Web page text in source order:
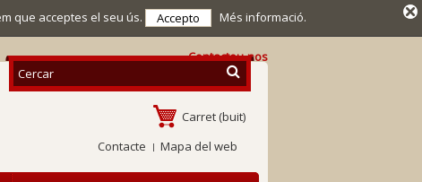
Contacteu-nos
Carret (buit)
Contacte
Mapa del web
que acceptes el seu ús. Accepto Més informació.